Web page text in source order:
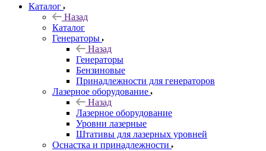
Каталог
Назад
Каталог
Генераторы
Назад
Генераторы
Бензиновые
Принадлежности для генераторов
Лазерное оборудование
Назад
Лазерное оборудование
Уровни лазерные
Штативы для лазерных уровней
Оснастка и принадлежности